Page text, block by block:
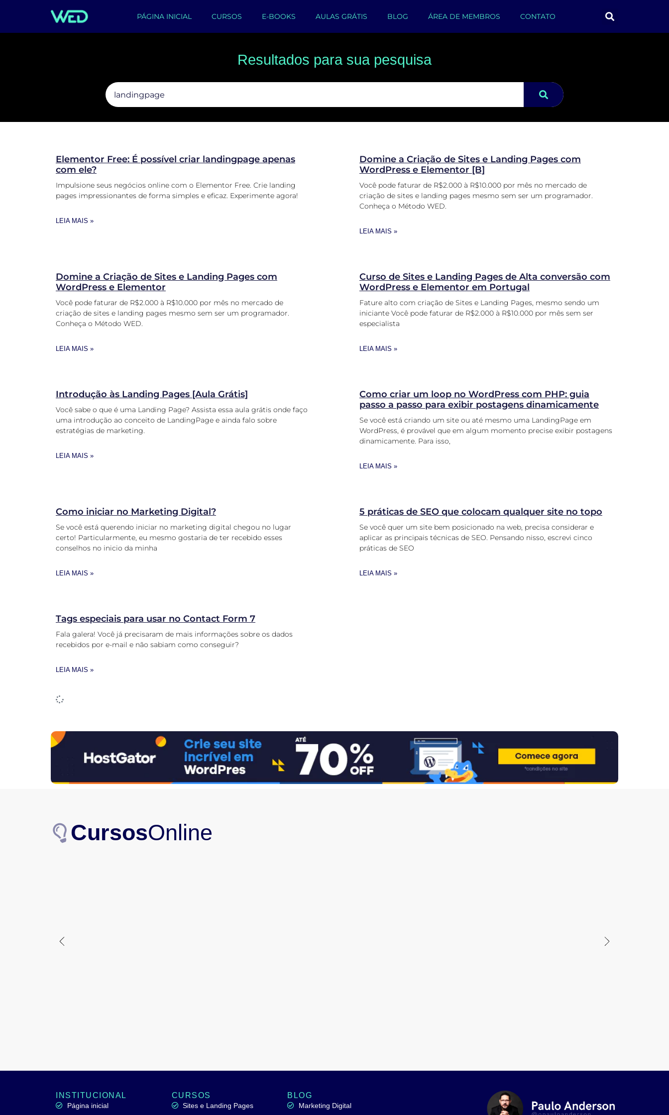
PÁGINA INICIAL CURSOS E-BOOKS AULAS GRÁTIS BLOG ÁREA DE MEMBROS CONTATO
Resultados para sua pesquisa
Elementor Free: É possível criar landingpage apenas
com ele?
Impulsione seus negócios online com o Elementor Free. Crie landing
pages impressionantes de forma simples e eficaz. Experimente agora!
LEIA MAIS »
Domine a Criação de Sites e Landing Pages com
WordPress e Elementor [B]
Você pode faturar de R$2.000 à R$10.000 por mês no mercado de
criação de sites e landing pages mesmo sem ser um programador.
Conheça o Método WED.
LEIA MAIS »
Domine a Criação de Sites e Landing Pages com
WordPress e Elementor
Você pode faturar de R$2.000 à R$10.000 por mês no mercado de
criação de sites e landing pages mesmo sem ser um programador.
Conheça o Método WED.
LEIA MAIS »
Curso de Sites e Landing Pages de Alta conversão com
WordPress e Elementor em Portugal
Fature alto com criação de Sites e Landing Pages, mesmo sendo um
iniciante Você pode faturar de R$2.000 à R$10.000 por mês sem ser
especialista
LEIA MAIS »
Introdução às Landing Pages [Aula Grátis]
Você sabe o que é uma Landing Page? Assista essa aula grátis onde faço
uma introdução ao conceito de LandingPage e ainda falo sobre
estratégias de marketing.
LEIA MAIS »
Como criar um loop no WordPress com PHP: guia
passo a passo para exibir postagens dinamicamente
Se você está criando um site ou até mesmo uma LandingPage em
WordPress, é provável que em algum momento precise exibir postagens
dinamicamente. Para isso,
LEIA MAIS »
Como iniciar no Marketing Digital?
Se você está querendo iniciar no marketing digital chegou no lugar
certo! Particularmente, eu mesmo gostaria de ter recebido esses
conselhos no inicio da minha
LEIA MAIS »
5 práticas de SEO que colocam qualquer site no topo
Se você quer um site bem posicionado na web, precisa considerar e
aplicar as principais técnicas de SEO. Pensando nisso, escrevi cinco
práticas de SEO
LEIA MAIS »
Tags especiais para usar no Contact Form 7
Fala galera! Você já precisaram de mais informações sobre os dados
recebidos por e-mail e não sabiam como conseguir?
LEIA MAIS »
CursosOnline
INSTITUCIONAL
Página inicial
CURSOS
Sites e Landing Pages
BLOG
Marketing Digital